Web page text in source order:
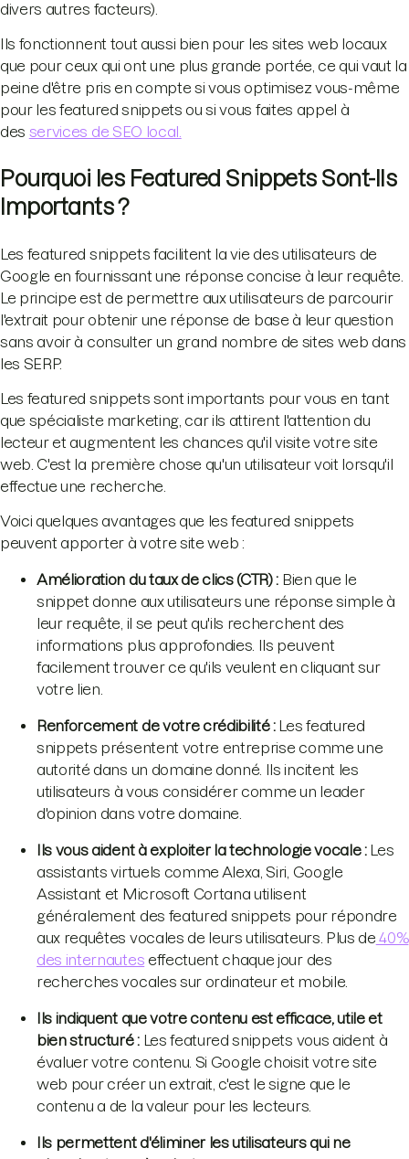
divers autres facteurs).
Ils fonctionnent tout aussi bien pour les sites web locaux
que pour ceux qui ont une plus grande portée, ce qui vaut la
peine d'être pris en compte si vous optimisez vous-même
pour les featured snippets ou si vous faites appel à
des services de SEO local.
Pourquoi les Featured Snippets Sont-Ils
Importants ?
Les featured snippets facilitent la vie des utilisateurs de
Google en fournissant une réponse concise à leur requête.
Le principe est de permettre aux utilisateurs de parcourir
l'extrait pour obtenir une réponse de base à leur question
sans avoir à consulter un grand nombre de sites web dans
les SERP.
Les featured snippets sont importants pour vous en tant
que spécialiste marketing, car ils attirent l'attention du
lecteur et augmentent les chances qu'il visite votre site
web. C'est la première chose qu'un utilisateur voit lorsqu'il
effectue une recherche.
Voici quelques avantages que les featured snippets
peuvent apporter à votre site web :
Amélioration du taux de clics (CTR) : Bien que le
snippet donne aux utilisateurs une réponse simple à
leur requête, il se peut qu'ils recherchent des
informations plus approfondies. Ils peuvent
facilement trouver ce qu'ils veulent en cliquant sur
votre lien.
Renforcement de votre crédibilité :Les featured
snippets présentent votre entreprise comme une
autorité dans un domaine donné. Ils incitent les
utilisateurs à vous considérer comme un leader
d'opinion dans votre domaine.
Ils vous aident à exploiter la technologie vocale : Les
assistants virtuels comme Alexa, Siri, Google
Assistant et Microsoft Cortana utilisent
généralement des featured snippets pour répondre
aux requêtes vocales de leurs utilisateurs. Plus de 40%
des internautes effectuent chaque jour des
recherches vocales sur ordinateur et mobile.
Ils indiquent que votre contenu est efficace, utile et
bien structuré :Les featured snippets vous aident à
évaluer votre contenu. Si Google choisit votre site
web pour créer un extrait, c'est le signe que le
contenu a de la valeur pour les lecteurs.
Ils permettent d'éliminer les utilisateurs qui ne